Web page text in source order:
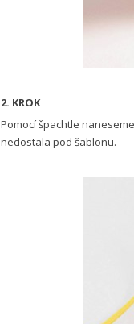
2. KROK
Pomocí špachtle
nedostala pod šablonu.